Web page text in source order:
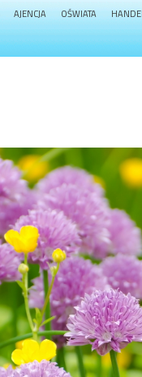
AJENCJA OŚWIATA